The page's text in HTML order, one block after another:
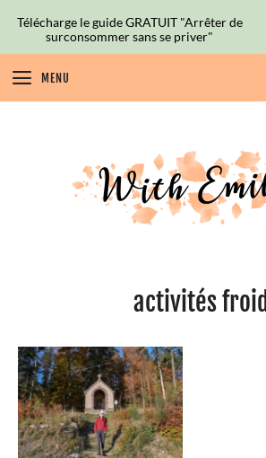
MENU
activités froid
Télécharge le guide GRATUIT "Arrêter de
surconsommer sans se priver"